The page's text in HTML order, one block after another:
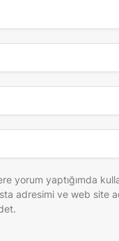
yorum yaptığımda
adresimi ve web site